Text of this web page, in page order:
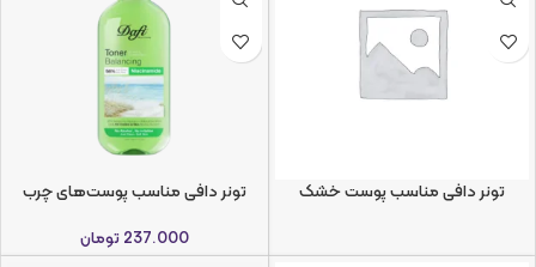
تونر دافی مناسب پوست خشک
تونر دافی مناسب پوست‌های چرب
237.000تومان